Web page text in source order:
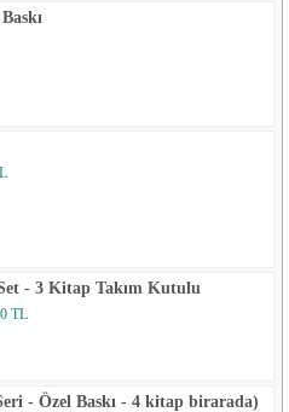
- 3 Kitap Takım Kutulu
TL
- Özel Baskı - 4 kitap birarada)